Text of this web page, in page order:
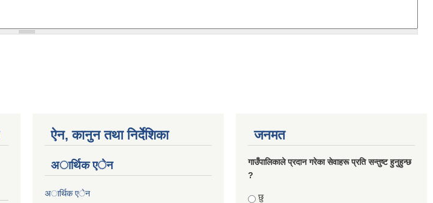
ऐन, कानुन तथा निर्देशिका
अार्थिक एेन
अार्थिक एेन
जनमत
गाउँपालिकाले प्रदान गरेका सेवाहरू प्रति सन्तुष्ट हुनुहुन्छ
?
Choices
छु